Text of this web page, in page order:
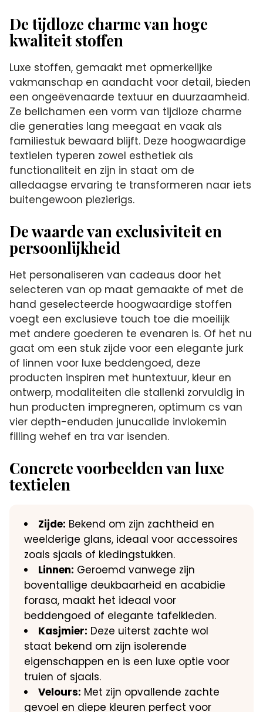
De tijdloze charme van hoge
kwaliteit stoffen
Luxe stoffen, gemaakt met opmerkelijke
vakmanschap en aandacht voor detail, bieden
een ongeëvenaarde textuur en duurzaamheid.
Ze belichamen een vorm van tijdloze charme
die generaties lang meegaat en vaak als
familiestuk bewaard blijft. Deze hoogwaardige
textielen typeren zowel esthetiek als
functionaliteit en zijn in staat om de
alledaagse ervaring te transformeren naar iets
buitengewoon plezierigs.
De waarde van exclusiviteit en
persoonlijkheid
Het personaliseren van cadeaus door het
selecteren van op maat gemaakte of met de
hand geselecteerde hoogwaardige stoffen
voegt een exclusieve touch toe die moeilijk
met andere goederen te evenaren is. Of het nu
gaat om een stuk zijde voor een elegante jurk
of linnen voor luxe beddengoed, deze
producten inspiren met huntextuur, kleur en
ontwerp, modaliteiten die stallenki zorvuldig in
hun producten impregneren, optimum cs van
vier depth-enduden junucalide invlokemin
filling wehef en tra var isenden.
Concrete voorbeelden van luxe
textielen
Zijde: Bekend om zijn zachtheid en
weelderige glans, ideaal voor accessoires
zoals sjaals of kledingstukken.
Linnen: Geroemd vanwege zijn
boventallige deukbaarheid en acabidie
forasa, maakt het ideaal voor
beddengoed of elegante tafelkleden.
Kasjmier: Deze uiterst zachte wol
staat bekend om zijn isolerende
eigenschappen en is een luxe optie voor
truien of sjaals.
Velours: Met zijn opvallende zachte
gevoel en diepe kleuren perfect voor